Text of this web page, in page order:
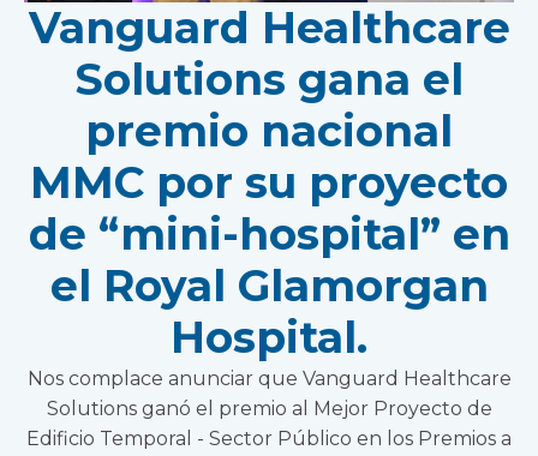
Vanguard Healthcare
Solutions gana el
premio nacional
MMC por su proyecto
de “mini-hospital” en
el Royal Glamorgan
Hospital.
Nos complace anunciar que Vanguard Healthcare
Solutions ganó el premio al Mejor Proyecto de
Edificio Temporal - Sector Público en los Premios a